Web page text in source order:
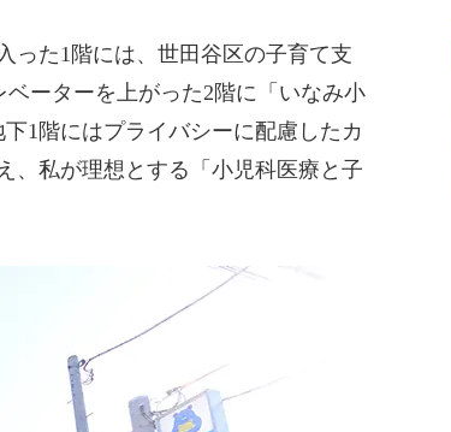
った1階には、世田谷区の子育て支
ベーターを上がった2階に「いなみ小
1階にはプライバシーに配慮したカ
、私が理想とする「小児科医療と子